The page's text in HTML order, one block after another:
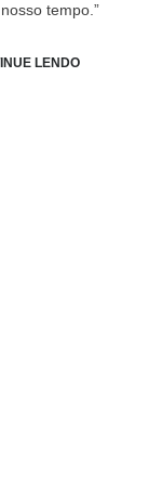
tempo.”
LENDO